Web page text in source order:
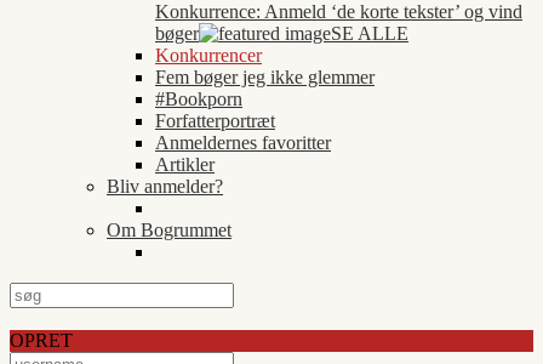
Konkurrence: Anmeld ‘de korte tekster’ og vind
bøger
SE ALLE
Konkurrencer
Fem bøger jeg ikke glemmer
#Bookporn
Forfatterportræt
Anmeldernes favoritter
Artikler
Bliv anmelder?
Om Bogrummet
OPRET